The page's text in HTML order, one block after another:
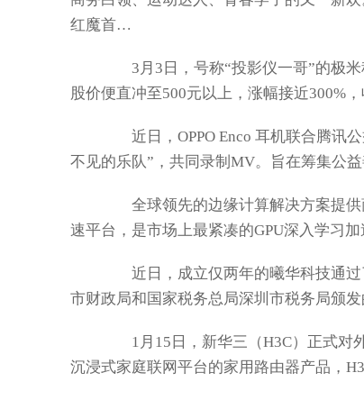
红魔首…
3月3日，号称“投影仪一哥”的极米
股价便直冲至500元以上，涨幅接近300%
近日，OPPO Enco 耳机联合腾讯公
不见的乐队”，共同录制MV。旨在筹集公
全球领先的边缘计算解决方案提供
速平台，是市场上最紧凑的GPU深入学习加
近日，成立仅两年的曦华科技通过
市财政局和国家税务总局深圳市税务局颁
1月15日，新华三（H3C）正式对
沉浸式家庭联网平台的家用路由器产品，